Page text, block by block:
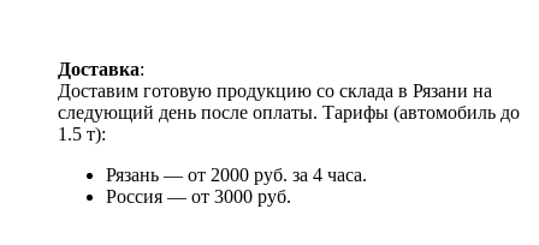
Доставка:
Доставим готовую продукцию со склада в Рязани на
следующий день после оплаты. Тарифы (автомобиль до
1.5 т):
Рязань — от 2000 руб. за 4 часа.
Россия — от 3000 руб.